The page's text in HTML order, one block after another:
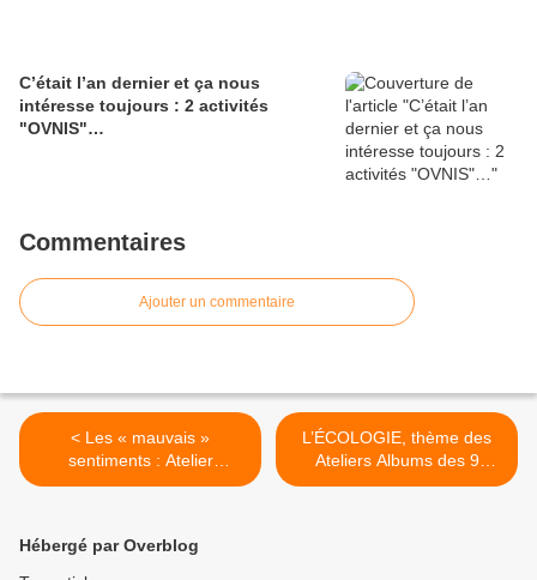
C’était l’an dernier et ça nous
intéresse toujours : 2 activités
"OVNIS"…
Commentaires
Ajouter un commentaire
< Les « mauvais »
sentiments : Atelier
ALBUMS des 5 et 12
L’ÉCOLOGIE, thème des
Ateliers Albums des 9
Janvier et 6 Février >
Hébergé par Overblog